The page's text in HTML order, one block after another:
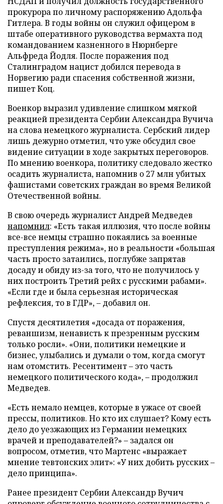
прокурора по личному распоряжению Адольфа
Гитлера. В годы войны он служил офицером в
штабе оперативного руководства вермахта под
командованием казненного в Нюрнберге
Альфреда Йодля. После поражения под
Сталинградом нацист добился перевода в
Норвегию ради спасения собственной жизни,
пишет Коц.
Военкор выразил удивление слишком мягкой
реакцией президента Сербии Александра Вучича
на слова немецкого журналиста. Сербский лидер
лишь дежурно отметил, что уже обсудил свое
видение ситуации в ходе закрытых переговоров.
По мнению военкора, политику следовало жестко
осадить журналиста, напомнив о 27 млн убитых
фашистами советских граждан во время Великой
Отечественной войны.
В свою очередь журналист Андрей Медведев
напомнил: «Есть такая иллюзия, что после войны
все-все немцы страшно покаялись за военные
преступления режима», но в реальности «большая
часть просто затаились, поглубже запрятав
досаду и обиду из-за того, что не получилось у
них построить Третий рейх с русскими рабами».
«Если где и была серьезная историческая
рефлексия, то в ГДР», – добавил он.
Спустя десятилетия «досада от поражения,
реваншизм, ненависть к презренным русским
только росли». «Они, политики немецкие и
бизнес, улыбались и думали о том, когда смогут
нам отомстить. Ресентимент – это часть
немецкого политического кода», – продолжил
Медведев.
«Есть немало немцев, которые в ужасе от своей
прессы, политиков. Но кто их слушает? Кому есть
дело до уезжающих из Германии немецких
врачей и преподавателей?» – задался он
вопросом, отметив, что Мартенс «выражает
мнение тевтонских элит»: «У них добить русских –
дело принципа».
Ранее президент Сербии Александр Вучич